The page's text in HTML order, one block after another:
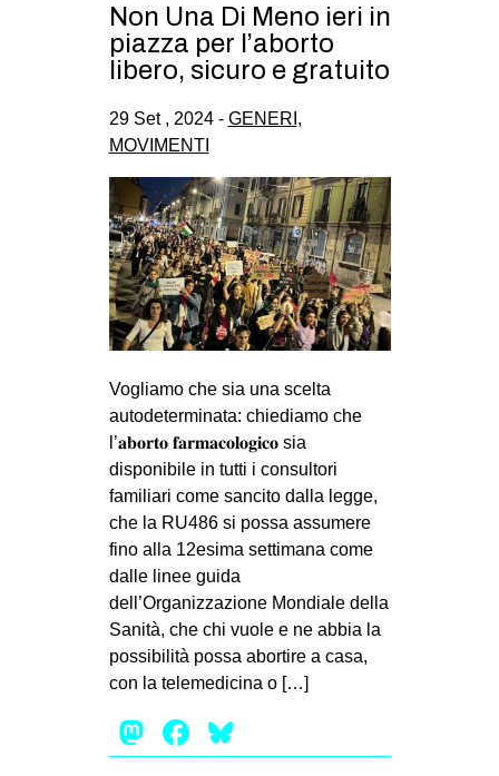
tw
bsky
ms
SEARCH
Non Una Di Meno ieri in
piazza per l’aborto
libero, sicuro e gratuito
29 Set , 2024 - GENERI ,
MOVIMENTI
Vogliamo che sia una scelta
autodeterminata: chiediamo che
l’𝐚𝐛𝐨𝐫𝐭𝐨 𝐟𝐚𝐫𝐦𝐚𝐜𝐨𝐥𝐨𝐠𝐢𝐜𝐨 sia
disponibile in tutti i consultori
familiari come sancito dalla legge,
che la RU486 si possa assumere
fino alla 12esima settimana come
dalle linee guida
dell’Organizzazione Mondiale della
Sanità, che chi vuole e ne abbia la
possibilità possa abortire a casa,
con la telemedicina o […]
Mastodon
Facebook